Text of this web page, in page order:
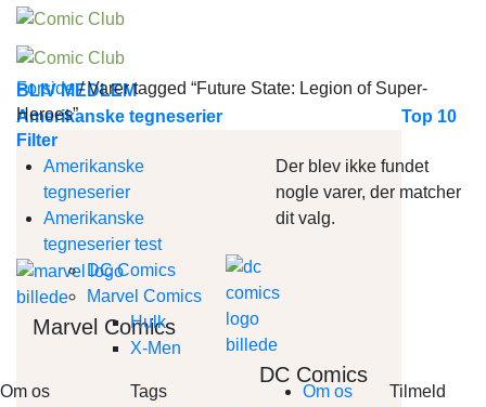
Skip
content
BLIV MEDLEM
Amerikanske tegneserier
Marvel Comics
DC Comics
Top 10
Forside /Varer tagged “Future State: Legion of Super-
Heroes”
Filter
Amerikanske
tegneserier
Amerikanske
tegneserier test
DC Comics
Marvel Comics
Hulk
X-Men
Der blev ikke fundet
nogle varer, der matcher
dit valg.
Om os
Tags
Om os
Tilmeld